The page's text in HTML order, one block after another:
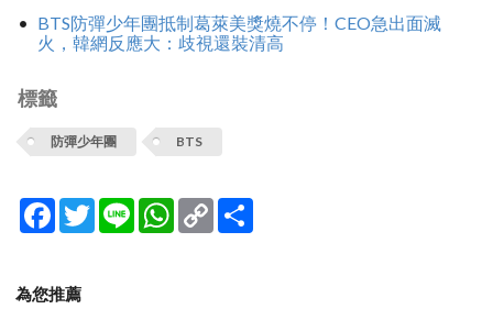
BTS防彈少年團抵制葛萊美獎燒不停！CEO急出面滅
火，韓網反應大：歧視還裝清高
標籤
防彈少年團 BTS
Facebook
TwitterLine WhatsApp
Copy
Link
為您推薦